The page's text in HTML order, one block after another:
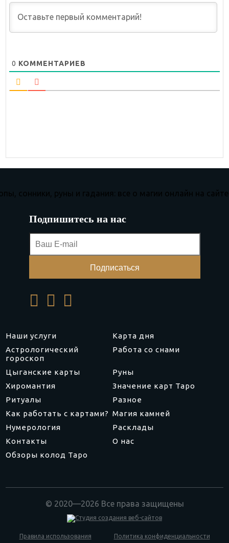
0 КОММЕНТАРИЕВ
Наши услуги
Карта дня
Астрологический
гороскоп
Работа со снами
Цыганские карты
Руны
Хиромантия
Значение карт Таро
Ритуалы
Разное
Как работать с картами? Магия камней
Нумерология
Расклады
Контакты
О нас
Обзоры колод Таро
Подпишитесь на нас
© 2020—2026 Все права защищены
Правила использования Политика конфиденциальности